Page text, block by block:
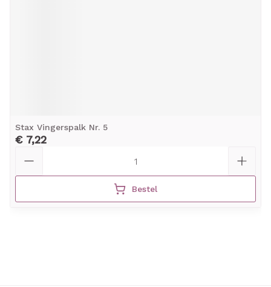
Stax Vingerspalk Nr. 5
€ 7,22
Bestel